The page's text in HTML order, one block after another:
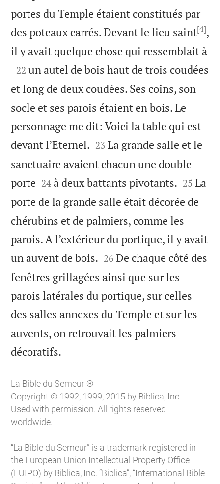
portes du Temple étaient constitués par
des poteaux carrés. Devant le lieu saint[4],
il y avait quelque chose qui ressemblait à

22 un autel de bois haut de trois coudées
et long de deux coudées. Ses coins, son
socle et ses parois étaient en bois. Le
personnage me dit: Voici la table qui est
devant l’Eternel. 

23 La grande salle et le
sanctuaire avaient chacun une double
porte 

24 à deux battants pivotants. 

25 La
porte de la grande salle était décorée de
chérubins et de palmiers, comme les
parois. A l’extérieur du portique, il y avait
un auvent de bois. 

26 De chaque côté des
fenêtres grillagées ainsi que sur les
parois latérales du portique, sur celles
des salles annexes du Temple et sur les
auvents, on retrouvait les palmiers
décoratifs.
La Bible du Semeur ®
Copyright © 1992, 1999, 2015 by Biblica, Inc.
Used with permission. All rights reserved
worldwide.
“La Bible du Semeur” is a trademark registered in
the European Union Intellectual Property Office
(EUIPO) by Biblica, Inc. “Biblica”, “International Bible